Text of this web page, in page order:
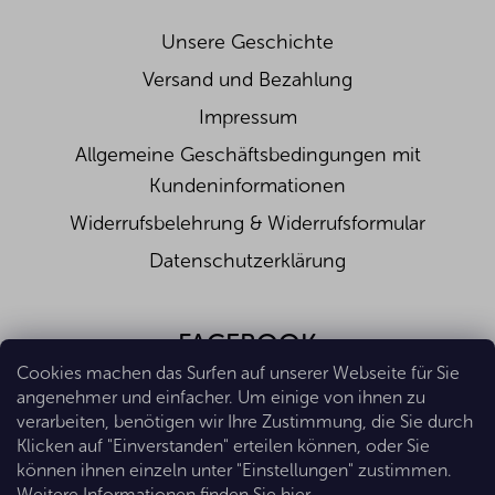
Cookies machen das Surfen auf unserer Webseite für Sie
angenehmer und einfacher. Um einige von ihnen zu
verarbeiten, benötigen wir Ihre Zustimmung, die Sie durch
Klicken auf "Einverstanden" erteilen können, oder Sie
können ihnen einzeln unter "Einstellungen" zustimmen.
Unsere Geschichte
Versand und Bezahlung
Impressum
Allgemeine Geschäftsbedingungen mit
Kundeninformationen
Widerrufsbelehrung & Widerrufsformular
Datenschutzerklärung
FACEBOOK